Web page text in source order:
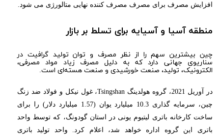
افزایش مصرف برای مصرف مصرف کننده نهایی متالورژی می شود.
منطقه آسیا و آسیایه برای تسلط بر بازار
چین بیشترین سهم را از نظر مصرف و توان تولید گرافیت در
سناریوی جهانی دارد که به دلیل مصرف زیاد مواد مصرفی،
الکترونیک، تولید، صنعت خورشیدی و صنعت هسته‌ای است.
در آوریل 2021، گروه هولدینگ Tsingshan، غول نیکل و فولاد ضد زنگ
چین، سرمایه گذاری 10.3 میلیارد یوان (1.57 میلیارد دلار) را برای
ساخت کارخانه باتری لیتیوم یونی در استان گودونگ، که توسط واحد
باتری این گروه اداره خواهد شد، اعلام کرد. واحد تولید باتری